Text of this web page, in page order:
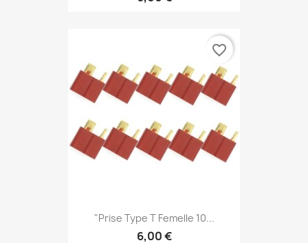
"Prise Type T Femelle 10...
6,00 €
favorite_border